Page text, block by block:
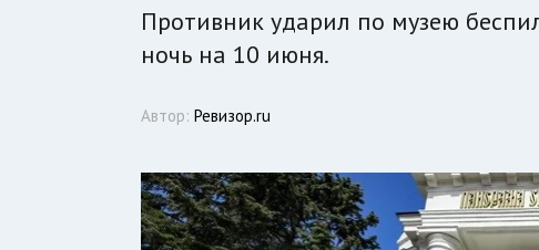
Противник ударил по музею
ночь на 10 июня.
Автор:Ревизор.ru